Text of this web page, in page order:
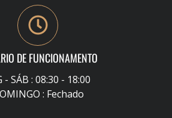
DE FUNCIONAMENTO
- SÁB : 08:30 - 18:00
: Fechado